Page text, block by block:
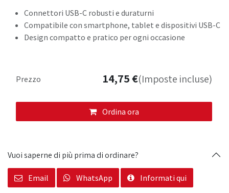
Connettori USB-C robusti e duraturni
Compatibile con smartphone, tablet e dispositivi USB-C
Design compatto e pratico per ogni occasione
Ordina ora
Prezzo 14,75€(Imposte incluse)
Vuoi saperne di più prima di ordinare?
Email WhatsApp Informati qui